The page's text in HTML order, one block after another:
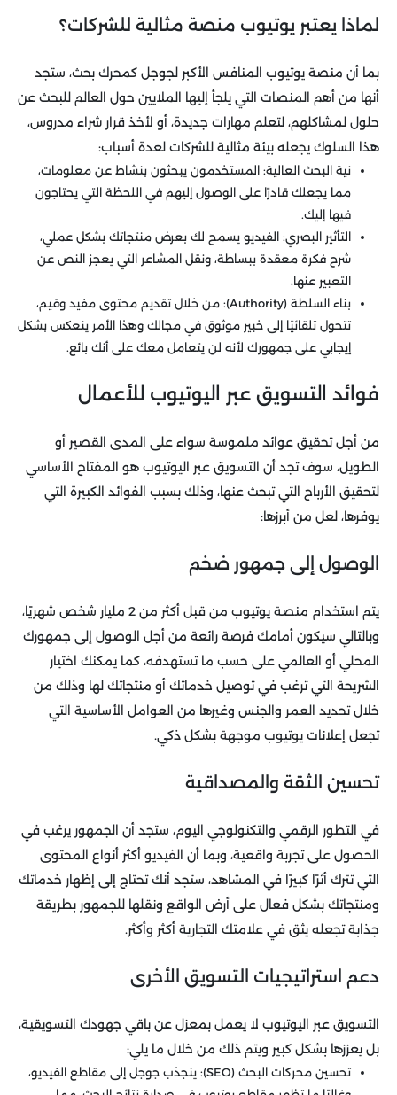
لماذا يعتبر يوتيوب منصة مثالية للشركات؟
بما أن منصة يوتيوب المنافس الأكبر لجوجل كمحرك بحث، ستجد
أنها من أهم المنصات التي يلجأ إليها الملايين حول العالم للبحث عن
حلول لمشاكلهم، لتعلم مهارات جديدة، أو لأخذ قرار شراء مدروس،
هذا السلوك يجعله بيئة مثالية للشركات لعدة أسباب:
نية البحث العالية: المستخدمون يبحثون بنشاط عن معلومات،
مما يجعلك قادرًا على الوصول إليهم في اللحظة التي يحتاجون
فيها إليك.
التأثير البصري: الفيديو يسمح لك بعرض منتجاتك بشكل عملي،
شرح فكرة معقدة ببساطة، ونقل المشاعر التي يعجز النص عن
التعبير عنها.
بناء السلطة (Authority): من خلال تقديم محتوى مفيد وقيم،
تتحول تلقائيًا إلى خبير موثوق في مجالك وهذا الأمر ينعكس بشكل
إيجابي على جمهورك لأنه لن يتعامل معك على أنك بائع.
فوائد التسويق عبر اليوتيوب للأعمال
من أجل تحقيق عوائد ملموسة سواء على المدى القصير أو
الطويل، سوف تجد أن التسويق عبر اليوتيوب هو المفتاح الأساسي
لتحقيق الأرباح التي تبحث عنها، وذلك بسبب الفوائد الكبيرة التي
يوفرها، لعل من أبرزها:
الوصول إلى جمهور ضخم
يتم استخدام منصة يوتيوب من قبل أكثر من 2 مليار شخص شهريًا،
وبالتالي سيكون أمامك فرصة رائعة من أجل الوصول إلى جمهورك
المحلي أو العالمي على حسب ما تستهدفه، كما يمكنك اختيار
الشريحة التي ترغب في توصيل خدماتك أو منتجاتك لها وذلك من
خلال تحديد العمر والجنس وغيرها من العوامل الأساسية التي
تجعل إعلانات يوتيوب موجهة بشكل ذكي.
تحسين الثقة والمصداقية
في التطور الرقمي والتكنولوجي اليوم، ستجد أن الجمهور يرغب في
الحصول على تجربة واقعية، وبما أن الفيديو أكثر أنواع المحتوى
التي تترك أثرًا كبيرًا في المشاهد، ستجد أنك تحتاج إلى إظهار خدماتك
ومنتجاتك بشكل فعال على أرض الواقع ونقلها للجمهور بطريقة
جذابة تجعله يثق في علامتك التجارية أكثر وأكثر.
دعم استراتيجيات التسويق الأخرى
التسويق عبر اليوتيوب لا يعمل بمعزل عن باقي جهودك التسويقية،
بل يعززها بشكل كبير ويتم ذلك من خلال ما يلي:
تحسين محركات البحث (SEO): ينجذب جوجل إلى مقاطع الفيديو،